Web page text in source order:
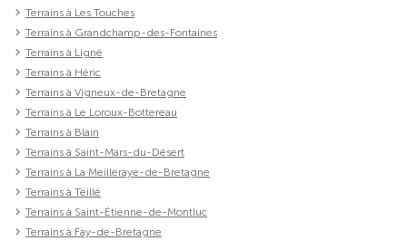
Terrains à Les Touches
Terrains à Grandchamp-des-Fontaines
Terrains à Ligné
Terrains à Héric
Terrains à Vigneux-de-Bretagne
Terrains à Le Loroux-Bottereau
Terrains à Blain
Terrains à Saint-Mars-du-Désert
Terrains à La Meilleraye-de-Bretagne
Terrains à Teillé
Terrains à Saint-Étienne-de-Montluc
Terrains à Fay-de-Bretagne